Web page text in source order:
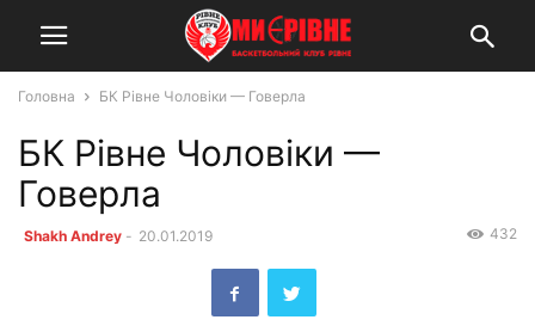
Головна БК Рівне Чоловіки — Говерла
БК Рівне Чоловіки —
Говерла
Shakh Andrey - 20.01.2019 432